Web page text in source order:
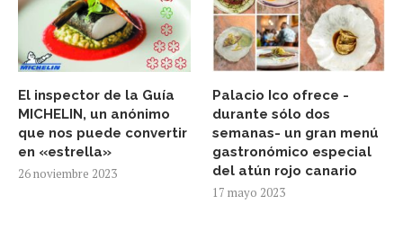
El inspector de la Guía
MICHELIN, un anónimo
que nos puede convertir
en «estrella»
26 noviembre 2023
Palacio Ico ofrece -
durante sólo dos
semanas- un gran menú
gastronómico especial
del atún rojo canario
17 mayo 2023